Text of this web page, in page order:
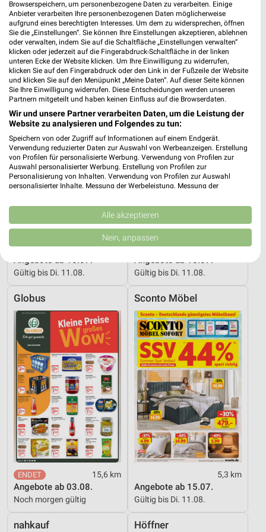
15,5 km
Angebote ab 03.08.
Noch morgen gültig
7,9 km
Wochenend Spezial
Gültig ab Fr. 14.08.
Sconto Möbel
5,3 km
Angebote ab 15.07.
Gültig bis Di. 11.08.
Sconto Möbel
5,3 km
Angebote ab 15.07.
Gültig bis Di. 11.08.
Globus
15,6 km
Angebote ab 03.08.
Noch morgen gültig
Sconto Möbel
5,3 km
Angebote ab 15.07.
Gültig bis Di. 11.08.
nahkauf Höffner
Browserspeichern, um personenbezogene Daten zu verarbeiten. Einige
Anbieter verarbeiten Ihre personenbezogenen Daten möglicherweise
aufgrund eines berechtigten Interesses. Um dem zu widersprechen, öffnen
Sie die „Einstellungen“. Sie können Ihre Einstellungen akzeptieren, ablehnen
oder verwalten, indem Sie auf die Schaltfläche „Einstellungen verwalten“
klicken oder jederzeit auf die Fingerabdruck-Schaltfläche in der linken
unteren Ecke der Website klicken. Um Ihre Einwilligung zu widerrufen,
klicken Sie auf den Fingerabdruck oder den Link in der Fußzeile der Website
und klicken Sie auf den Menüpunkt „Meine Daten“. Auf dieser Seite können
Sie Ihre Einwilligung widerrufen. Diese Entscheidungen werden unseren
Partnern mitgeteilt und haben keinen Einfluss auf die Browserdaten.
Wir und unsere Partner verarbeiten Daten, um die Leistung der
Website zu analysieren und Folgendes zu tun:
Speichern von oder Zugriff auf Informationen auf einem Endgerät.
Verwendung reduzierter Daten zur Auswahl von Werbeanzeigen. Erstellung
von Profilen für personalisierte Werbung. Verwendung von Profilen zur
Auswahl personalisierter Werbung. Erstellung von Profilen zur
Personalisierung von Inhalten. Verwendung von Profilen zur Auswahl
personalisierter Inhalte. Messung der Werbeleistung. Messung der
Kombinationen von Daten aus verschiedenen Quellen. Entwicklung und
Verbesserung der Angebote. Verwendung reduzierter Daten zur Auswahl
von Inhalten.
Daten können außerhalb der Europäischen Union weitergegeben und in die
USA gesendet werden.
Website/App.
Wir nutzen Ihre Daten für folgende Zwecke:
IAB-Verarbeitungszwecke:
Speichern von oder Zugriff auf Informationen
auf einem Endgerät
Verwendung reduzierter Daten zur Auswahl von
Werbeanzeigen
Erstellung von Profilen für personalisierte
Werbung
Verwendung von Profilen zur Auswahl
personalisierter Werbung
von Inhalten
Verwendung von Profilen zur Auswahl
Alle akzeptieren
Nein, anpassen